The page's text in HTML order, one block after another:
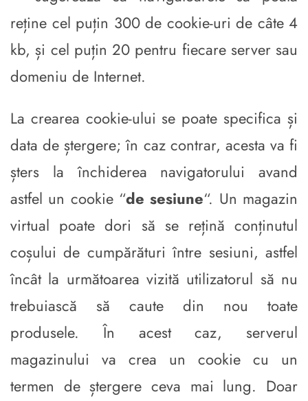
reține cel puțin 300 de cookie-uri de câte 4
kb, și cel puțin 20 pentru fiecare server sau
domeniu de Internet.
La crearea cookie-ului se poate specifica și
data de ștergere; în caz contrar, acesta va fi
șters la închiderea navigatorului avand
astfel un cookie “de sesiune“. Un magazin
virtual poate dori să se rețină conținutul
coșului de cumpărături între sesiuni, astfel
încât la următoarea vizită utilizatorul să nu
trebuiască să caute din nou toate
produsele. În acest caz, serverul
magazinului va crea un cookie cu un
termen de ștergere ceva mai lung. Doar